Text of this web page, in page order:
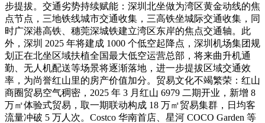
步提拔。交通劣势持续赋能：深圳北坐做为湾区黄金动线的焦
点节点，三地铁线城市交通收集，三高铁坐城际交通收集，同
时广深港高铁、穗莞深城铁建立湾区东岸的焦点交通轴。此
外，深圳 2025 年将建成 1000 个低空起降点，深圳机场集团规
划正在北坐区域扶植全国最大低空运营总部，将来曲升机通
勤、无人机配送等场景将逐渐落地，进一步提拔区域交通效
率，为尚誉红山里的房产价值加分。贸易文化不竭繁荣：红山
商圈贸易空气稠密，2025 年 3 月红山 6979 二期开业，新增 8
万㎡体验式贸易，取一期联动构成 18 万㎡贸易集群，日均客
流量冲破 5 万人次。Costco 华南首店、星河 COCO Garden 等